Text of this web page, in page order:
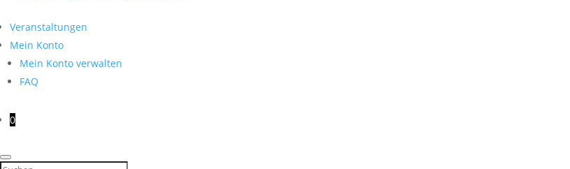
Veranstaltungen
Mein Konto
Mein Konto verwalten
FAQ
0